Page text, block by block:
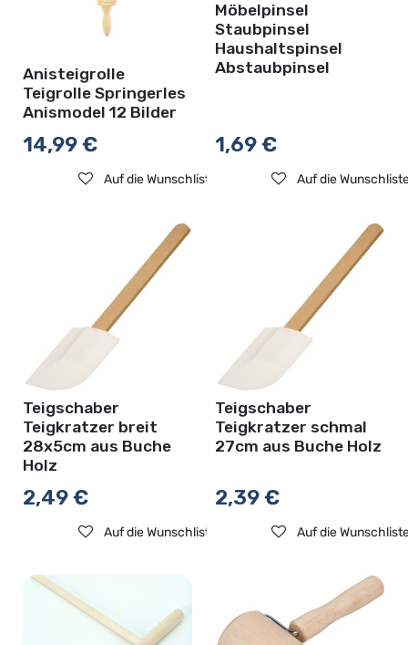
Anisteigrolle
Teigrolle Springerles
Anismodel 12 Bilder
14,99€
Auf die Wunschliste
Möbelpinsel
Staubpinsel
Haushaltspinsel
Abstaubpinsel
1,69€
Auf die
Teigschaber
Teigkratzer breit
28x5cm aus Buche
Holz
2,49€
Auf die Wunschliste
Teigschaber
Teigkratzer schmal
27cm aus Buche Holz
2,39€
Auf die